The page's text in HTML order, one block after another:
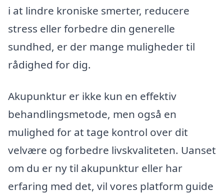
i at lindre kroniske smerter, reducere
stress eller forbedre din generelle
sundhed, er der mange muligheder til
rådighed for dig.
Akupunktur er ikke kun en effektiv
behandlingsmetode, men også en
mulighed for at tage kontrol over dit
velvære og forbedre livskvaliteten. Uanset
om du er ny til akupunktur eller har
erfaring med det, vil vores platform guide